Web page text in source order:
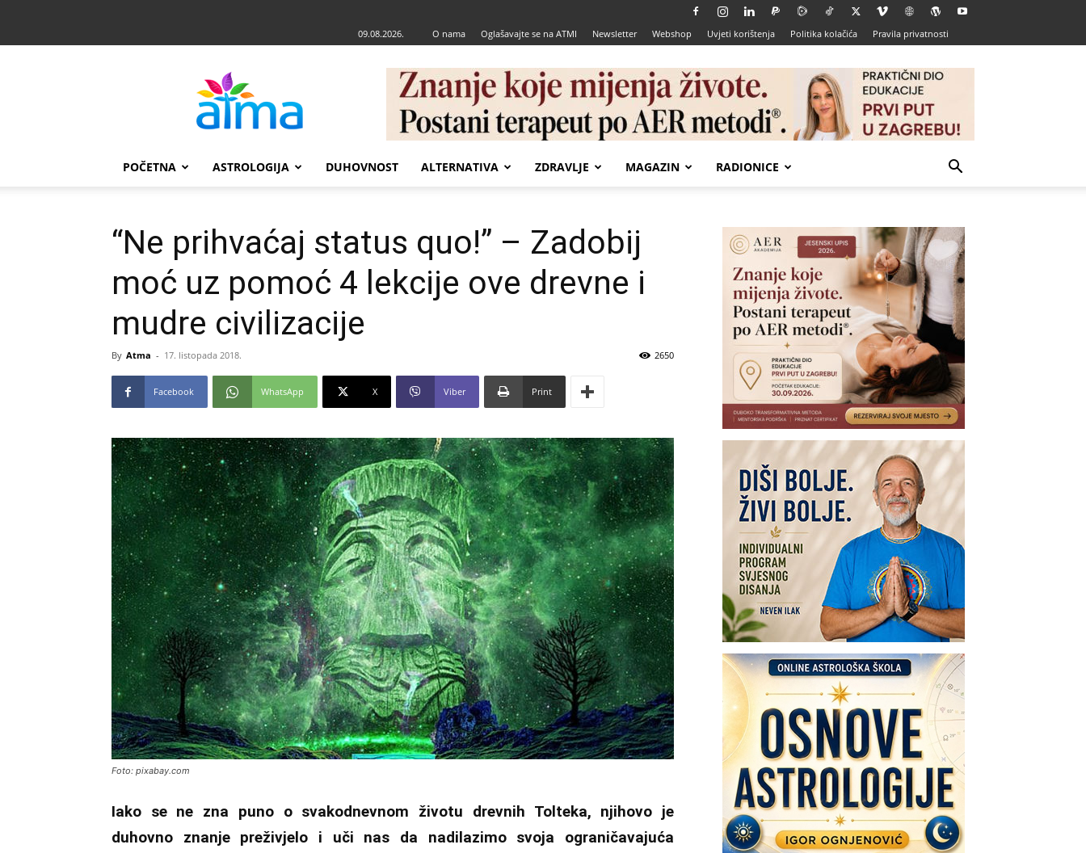
09.08.2026. O nama Oglašavajte se na ATMI Newsletter Webshop Uvjeti korištenja Politika kolačića Pravila privatnosti
POČETNA ASTROLOGIJA DUHOVNOST ALTERNATIVA ZDRAVLJE MAGAZIN RADIONICE
“Ne prihvaćaj status quo!” – Zadobij
moć uz pomoć 4 lekcije ove drevne i
mudre civilizacije
By Atma - 17. listopada 2018. 2650
Facebook WhatsApp X Viber Print
Foto: pixabay.com
Iako se ne zna puno o svakodnevnom životu drevnih Tolteka, njihovo je
duhovno znanje preživjelo i uči nas da nadilazimo svoja ograničavajuća